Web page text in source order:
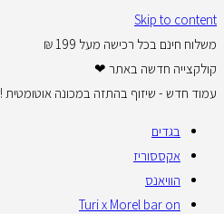
Skip to content
משלוח חינם בכל רכישה מעל 199 ₪
קולקצייה חדשה באתר ❤
עמוד חדש - שיזוף בהתזה במכונה אוטומטית !
בגדים
אקססוריז
הוויאנס
Turi x Morel bar on